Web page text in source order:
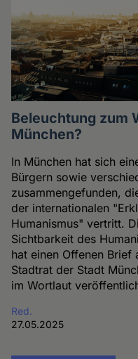
Beleuchtung zum
München?
In München hat sich
Bürgern sowie
zusammengefunden,
der internationalen
Humanismus" vertritt.
Sichtbarkeit des
hat einen Offenen Brief
Stadtrat der Stadt
im Wortlaut
Red.
27.05.2025